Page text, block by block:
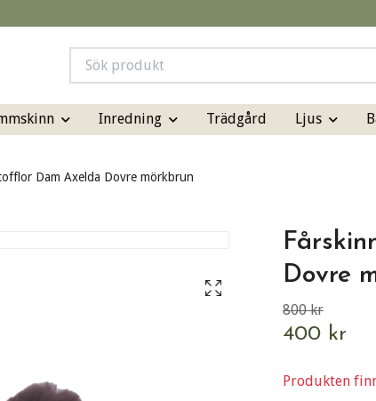
Inredning Trädgård Ljus
Dam Axelda Dovre mörkbrun
Dovre
800 kr
400 kr
Produkten